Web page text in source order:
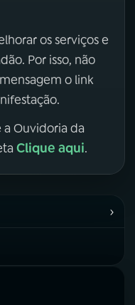
os serviços e
Por isso, não
o link
a Ouvidoria da
Clique aqui.
›